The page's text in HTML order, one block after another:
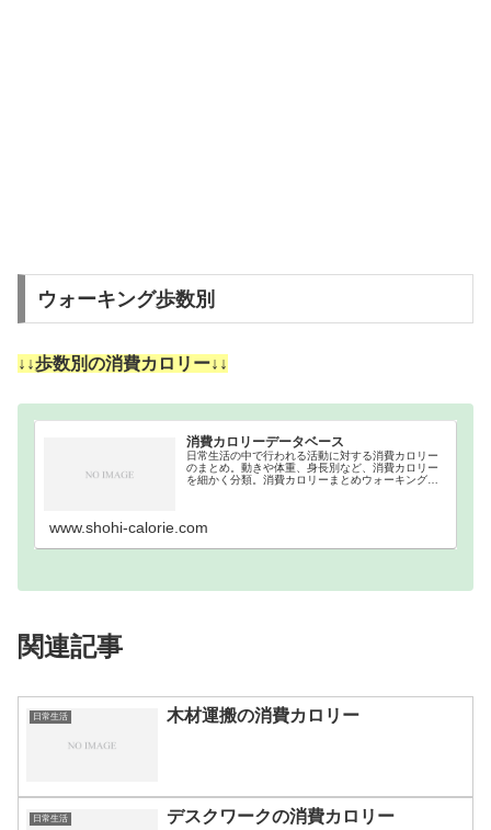
ウォーキング歩数別
↓↓歩数別の消費カロリー↓↓
消費カロリーデータベース
日常生活の中で行われる活動に対する消費カロリー
のまとめ。動きや体重、身長別など、消費カロリー
を細かく分類。消費カロリーまとめウォーキング｜
www.shohi-calorie.com
関連記事
日常生活 木材運搬の消費カロリー
日常生活 デスクワークの消費カロリー